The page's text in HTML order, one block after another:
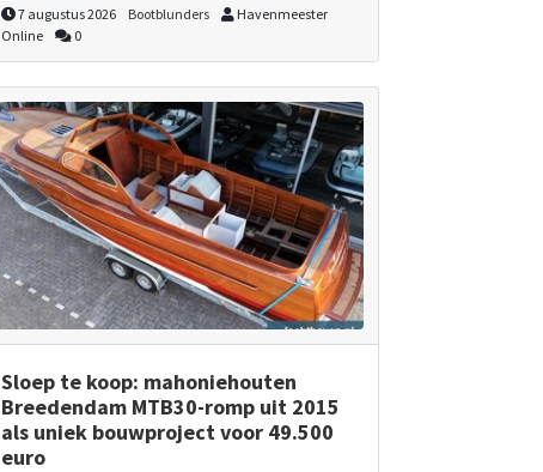
7 augustus 2026 Bootblunders
Havenmeester
Online
0
Sloep te koop: mahoniehouten
Breedendam MTB30-romp uit 2015
als uniek bouwproject voor 49.500
euro